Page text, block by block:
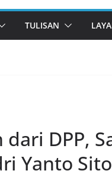
TULISAN
dari DPP,
Yanto